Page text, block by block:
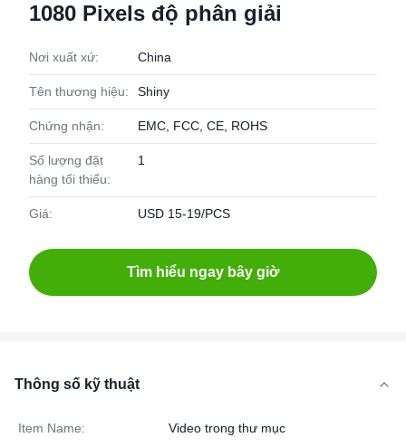
1080 Pixels độ phân giải
Nơi xuất xứ: China
Tên thương hiệu: Shiny
Chứng nhận: EMC, FCC, CE, ROHS
Số lượng đặt
hàng tối thiểu:
1
Giá: USD 15-19/PCS
Tìm hiểu ngay bây giờ
Thông số kỹ thuật
Item Name: Video trong thư mục